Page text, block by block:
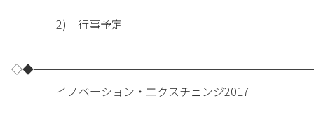
2) 行事予定
イノベーション・エクスチェンジ2017